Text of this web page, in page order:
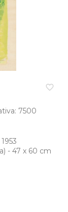
favorite_border
7500
- 47 x 60 cm